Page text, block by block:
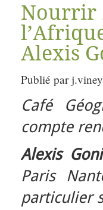
Nourrir
Alexis
Publié par
Café
compte
Alexis
Paris
particulier